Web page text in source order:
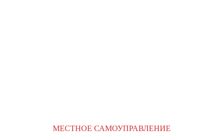
МЕСТНОЕ САМОУПРАВЛЕНИЕ